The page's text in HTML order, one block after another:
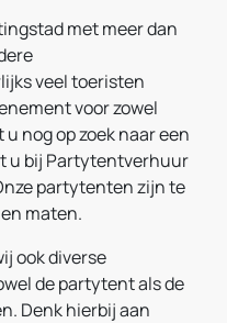
met meer dan
veel toeristen
voor zowel
nog op zoek naar een
u bij Partytentverhuur
partytenten zijn te
maten.
ook diverse
de partytent als de
Denk hierbij aan